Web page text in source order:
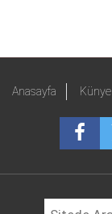
Anasayfa Künye